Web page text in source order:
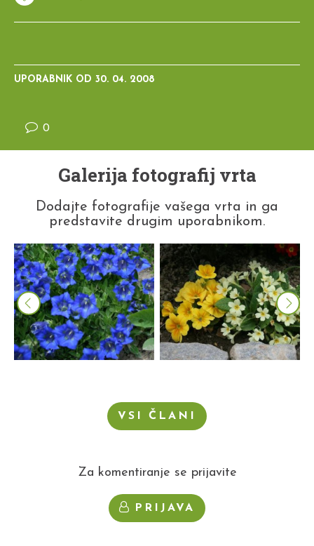
UPORABNIK OD 30. 04. 2008
0
Galerija fotografij vrta
Dodajte fotografije vašega vrta in ga
predstavite drugim uporabnikom.
VSI ČLANI
Za komentiranje se prijavite
PRIJAVA